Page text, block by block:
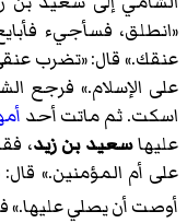
«انطلق، فسأجيء
عنقك.» قال: «تضرب
على الإسلام.» فرجع
اسكت. ثم ماتت أحد
عليهاسعيد بن زيد،
على أم المؤمنين.»
أوصت أن يصلي عليها.»